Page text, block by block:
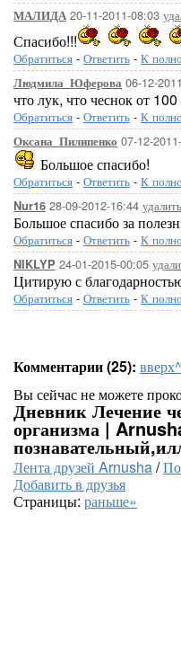
МАЛИДА 20-11-2011-08:03
Спасибо!!!
Обратиться - Ответить - К
Людмила_Юферова 06-12-
что лук, что чеснок от 100
Обратиться - Ответить - К
Оксана_Пилипенко 07-12-
Большое спасибо!
Обратиться - Ответить - К
Nur16 28-09-2012-16:44 удалить
Большое спасибо за
Обратиться - Ответить - К
NIKLYP 24-01-2015-00:05
Цитирую с
Обратиться - Ответить - К
Комментарии (25): вверх^
Вы сейчас не можете
Дневник Лечение
организма |
Лента друзей Arnusha/
Добавить в друзья
Страницы: раньше»